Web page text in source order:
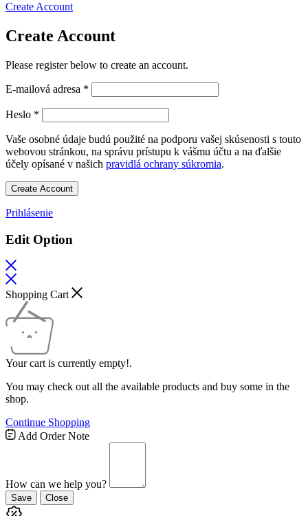
Create Account
Create Account
Please register below to create an account.
E-mailová adresa *
Heslo *
Vaše osobné údaje budú použité na podporu vašej skúsenosti s touto
webovou stránkou, na správu prístupu k vášmu účtu a na ďalšie
účely opísané v našich pravidlá ochrany súkromia.
Create Account
Prihlásenie
Edit Option
Shopping Cart
Your cart is currently empty!.
You may check out all the available products and buy some in the
shop.
Continue Shopping
Add Order Note
How can we help you?
Save Close